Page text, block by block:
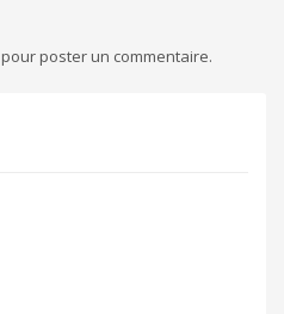
pour poster un commentaire.